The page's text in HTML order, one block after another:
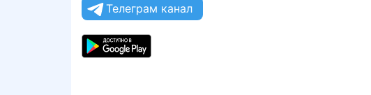
Телеграм канал